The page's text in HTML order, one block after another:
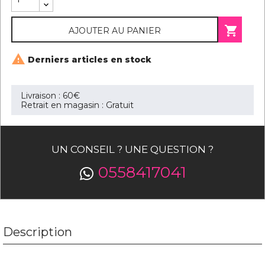
AJOUTER AU PANIER 
 Derniers articles en stock
Livraison : 60€
Retrait en magasin : Gratuit
UN CONSEIL ? UNE QUESTION ?
0558417041
Description